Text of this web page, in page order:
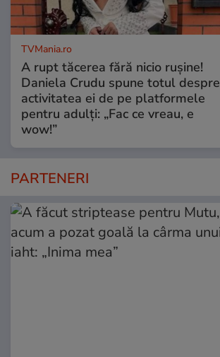
TVMania.ro
A rupt tăcerea fără nicio rușine!
Daniela Crudu spune totul despre
activitatea ei de pe platformele
pentru adulți: „Fac ce vreau, e
wow!”
PARTENERI